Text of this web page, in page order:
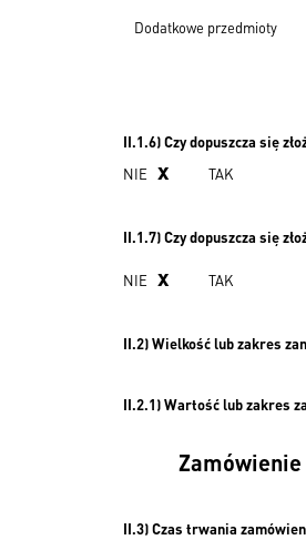
Dodatkowe przedmioty
II.1.6) Czy dopuszcza się
NIE x TAK
II.1.7) Czy dopuszcza się
NIE x TAK
II.2) Wielkość lub zakres
II.2.1) Wartość lub zakres
Zamówienie
II.3)Czas trwania